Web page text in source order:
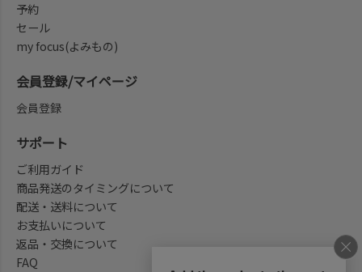
予約
セール
my focus(よみもの)
会員登録/マイページ
会員登録
サポート
ご利用ガイド
商品発送のタイミングについて
配送・送料について
お支払いについて
返品・交換について
FAQ